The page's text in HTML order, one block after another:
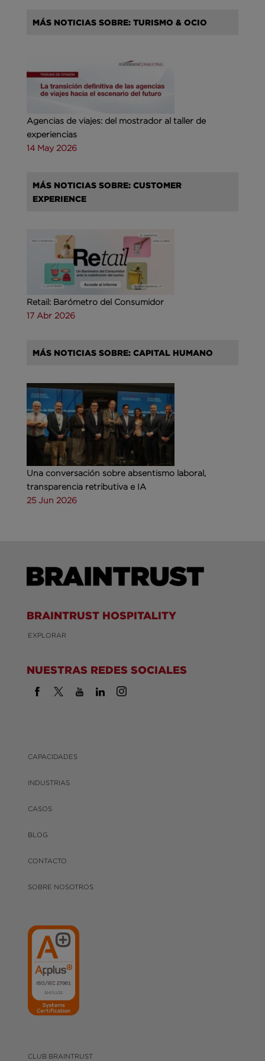
MÁS NOTICIAS SOBRE: TURISMO & OCIO
Agencias de viajes: del mostrador al taller de
experiencias
14 May 2026
MÁS NOTICIAS SOBRE: CUSTOMER
EXPERIENCE
Retail: Barómetro del Consumidor
17 Abr 2026
MÁS NOTICIAS SOBRE: CAPITAL HUMANO
Una conversación sobre absentismo laboral,
transparencia retributiva e IA
25 Jun 2026
BRAINTRUST HOSPITALITY
EXPLORAR
NUESTRAS REDES SOCIALES
CAPACIDADES
INDUSTRIAS
CASOS
BLOG
CONTACTO
SOBRE NOSOTROS
CLUB BRAINTRUST